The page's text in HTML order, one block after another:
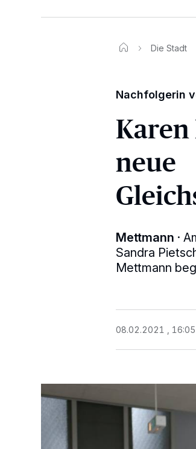
Die Stadt
Nachfolgerin
neue
Mettmann ·
Sandra
Mettmann
08.02.2021 , 16:05